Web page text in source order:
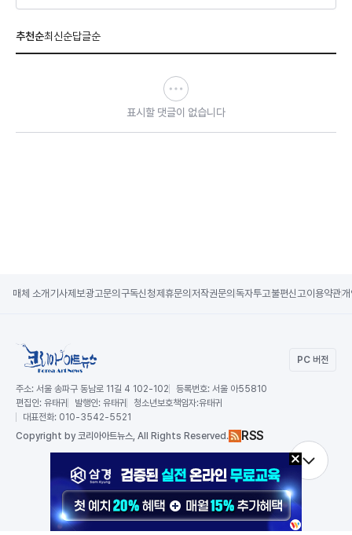
추천순최신순답글순
표시할 댓글이 없습니다
매체 소개 기사제보광고문의 구독신청제휴문의 저작권문의 독자투고불편신고이용약관
PC 버전
주소: 서울 송파구 동남로 11길 4 102-102 등록번호: 서울 아55810
편집인: 유태귀 발행인: 유태귀 청소년보호책임자:유태귀
대표전화: 010-3542-5521
Copyright by 코리아아트뉴스, All Rights Reserved. RSS